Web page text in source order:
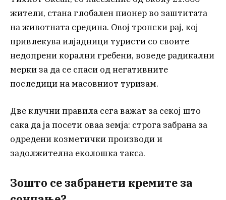
жители, стана глобален пионер во заштитата
на животната средина. Овој тропски рај, кој
привлекува илјадници туристи со своите
недопрени корални гребени, воведе радикални
мерки за да се спаси од негативните
последици на масовниот туризам.
Две клучни правила сега важат за секој што
сака да ја посети оваа земја: строга забрана за
одредени козметички производи и
задолжителна еколошка такса.
Зошто се забранети кремите за